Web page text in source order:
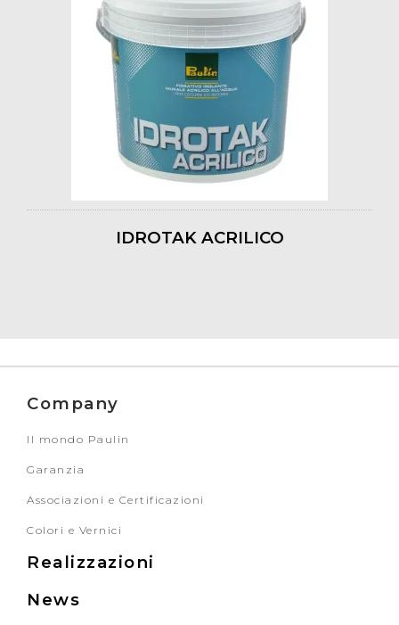
IDROTAK ACRILICO
Company
Il mondo Paulin
Garanzia
Associazioni e Certificazioni
Colori e Vernici
Realizzazioni
News